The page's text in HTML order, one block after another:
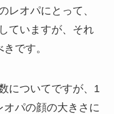
レオパにとって、
ていますが、それ
です。
についてですが、1
パの顔の大きさに